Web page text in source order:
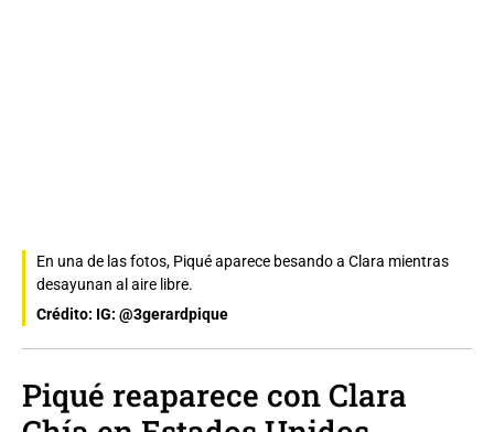
En una de las fotos, Piqué aparece besando a Clara mientras
desayunan al aire libre.
Crédito: IG: @3gerardpique
Piqué reaparece con Clara